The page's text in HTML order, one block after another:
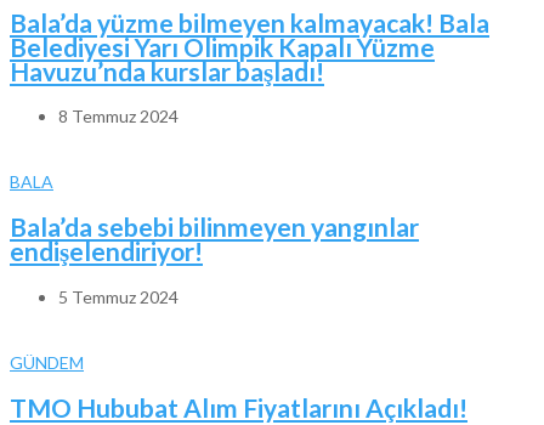
Bala’da yüzme bilmeyen kalmayacak! Bala
Belediyesi Yarı Olimpik Kapalı Yüzme
Havuzu’nda kurslar başladı!
8 Temmuz 2024
BALA
Bala’da sebebi bilinmeyen yangınlar
endişelendiriyor!
5 Temmuz 2024
GÜNDEM
TMO Hububat Alım Fiyatlarını Açıkladı!